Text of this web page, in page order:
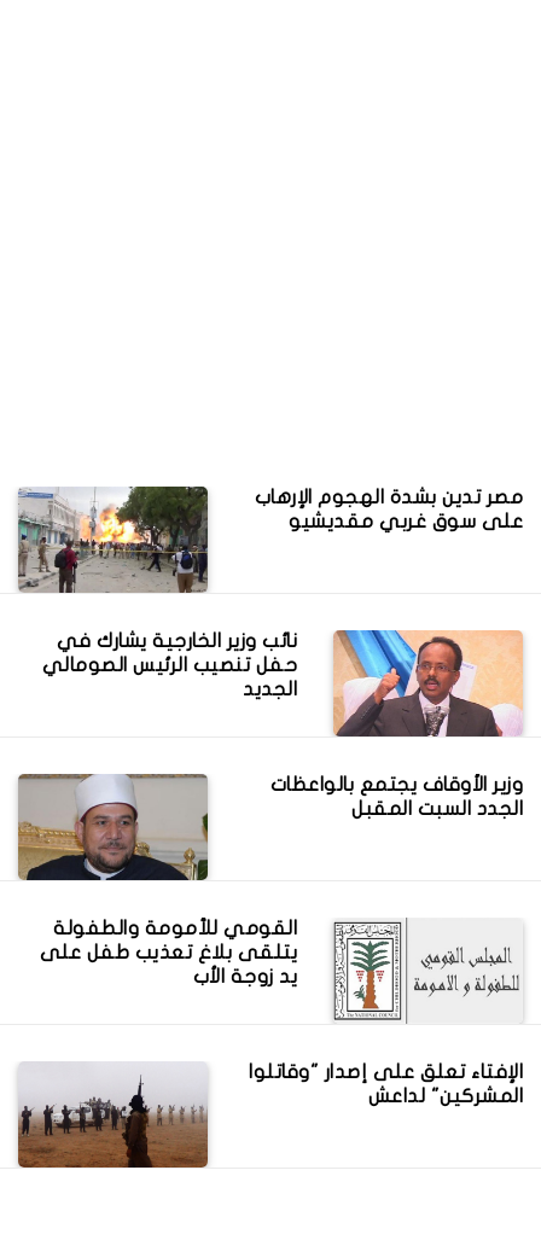
مصر تدين بشدة الهجوم الإرهاب
على سوق غربي مقديشيو
نائب وزير الخارجية يشارك في
حفل تنصيب الرئيس الصومالي
الجديد
وزير الأوقاف يجتمع بالواعظات
الجدد السبت المقبل
القومي للأمومة والطفولة
يتلقى بلاغ تعذيب طفل على
يد زوجة الأب
الإفتاء تعلق على إصدار "وقاتلوا
المشركين" لداعش